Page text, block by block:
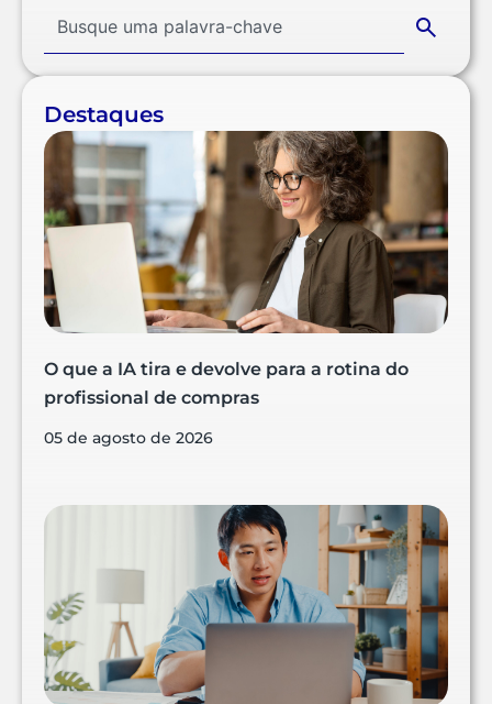
Destaques
O que a IA tira e devolve para a rotina do
profissional de compras
05 de agosto de 2026